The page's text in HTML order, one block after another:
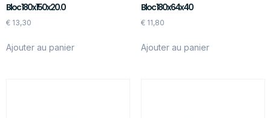
Bloc 180x150x20.0
€ 13,30
Ajouter au panier
Bloc 180x64x40
€11,80
Ajouter au panier